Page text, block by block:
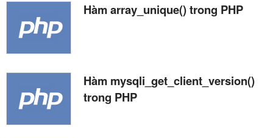
Hàm array_unique() trong PHP
Hàm mysqli_get_client_version()
trong PHP